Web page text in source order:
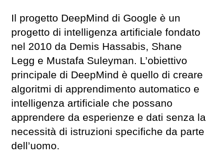
Il progetto DeepMind di Google è un
progetto di intelligenza artificiale fondato
nel 2010 da Demis Hassabis, Shane
Legg e Mustafa Suleyman. L’obiettivo
principale di DeepMind è quello di creare
algoritmi di apprendimento automatico e
intelligenza artificiale che possano
apprendere da esperienze e dati senza la
necessità di istruzioni specifiche da parte
dell’uomo.